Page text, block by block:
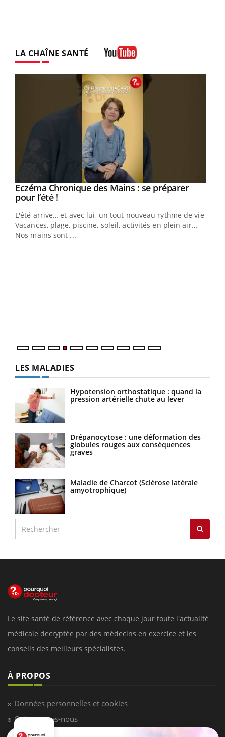
LA CHAÎNE SANTÉ
Youtube
Eczéma Chronique des Mains : se préparer
pour l’été !Youtube
L'été arrive… et avec lui, un tout nouveau rythme de vie !
Vacances, plage, piscine, soleil, activités en plein air…
Nos mains sont ...
LES MALADIES
Hypotension orthostatique : quand la
pression artérielle chute au lever
Drépanocytose : une déformation des
globules rouges aux conséquences
graves
Maladie de Charcot (Sclérose latérale
amyotrophique)
Le site santé de référence avec chaque jour toute l'actualité
médicale decryptée par des médecins en exercice et les
conseils des meilleurs spécialistes.
À PROPOS
Données personnelles et cookies
Qui sommes-nous
Conditions d'utilisation